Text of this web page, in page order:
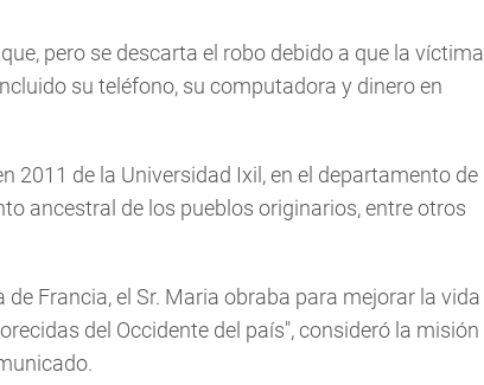
pero se descarta el robo debido a que la víctima
su teléfono, su computadora y dinero en
2011 de la Universidad Ixil, en el departamento de
ancestral de los pueblos originarios, entre otros
Francia, el Sr. Maria obraba para mejorar la vida
del Occidente del país", consideró la misión